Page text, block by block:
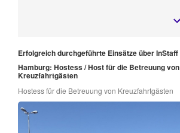
Erfolgreich durchgeführte Einsätze über InStaff
Hamburg: Hostess / Host für die Betreuung von
Kreuzfahrtgästen
Hostess für die Betreuung von Kreuzfahrtgästen